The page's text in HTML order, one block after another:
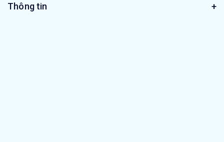
Thông tin